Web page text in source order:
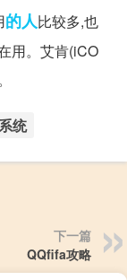
的人比较多,也
用。艾肯(iCO
统
下一篇
QQfifa攻略